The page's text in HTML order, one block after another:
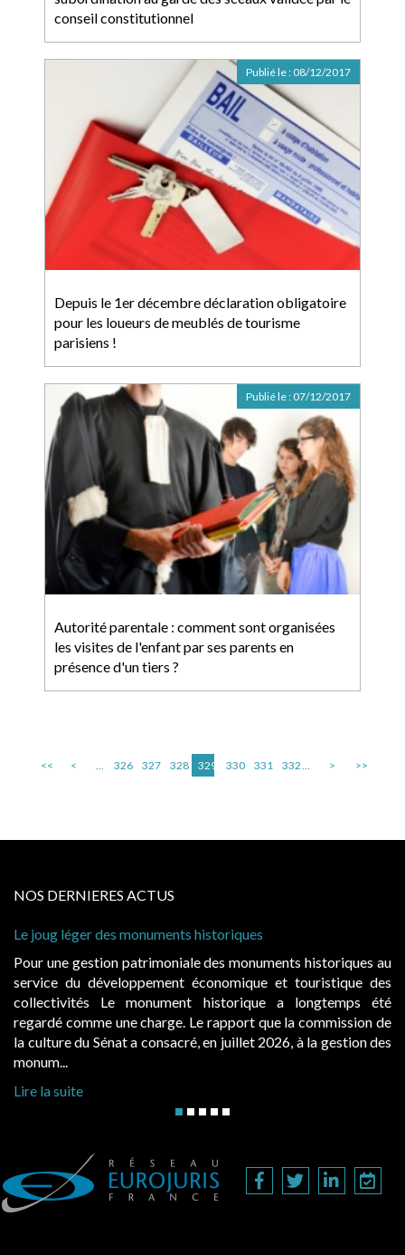
conseil constitutionnel
Depuis le 1er décembre déclaration obligatoire
pour les loueurs de meublés de tourisme
parisiens !
Publié le : 08/12/2017
Autorité parentale : comment sont organisées
les visites de l'enfant par ses parents en
présence d'un tiers ?
Publié le : 07/12/2017
<< < ... 326 327 328 329 330 331 332... > >>
NOS DERNIERES ACTUS
au
des
été
de
des
Cabines de plage : le juge admet des redevances
Evocatrices des bains de mer, les cabanes de
également un beau sujet domanial. Installées sur le
public, elles donnent lieu au paiement d’une
d’occupation. Saisies par des occupants contestant
Lire la suite